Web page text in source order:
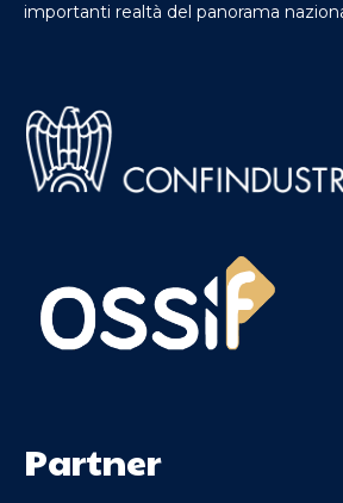
importanti realtà del panorama
Partner